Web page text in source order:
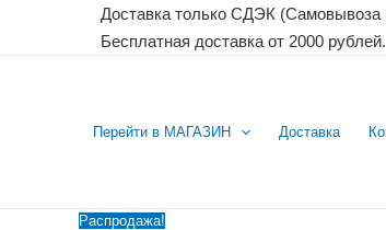
Доставка только СДЭК (Самовывоза
Бесплатная доставка от 2000 рублей.
Перейти в МАГАЗИН Доставка
Распродажа!